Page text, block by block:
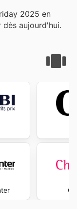
2025 en
dès aujourd'hui.